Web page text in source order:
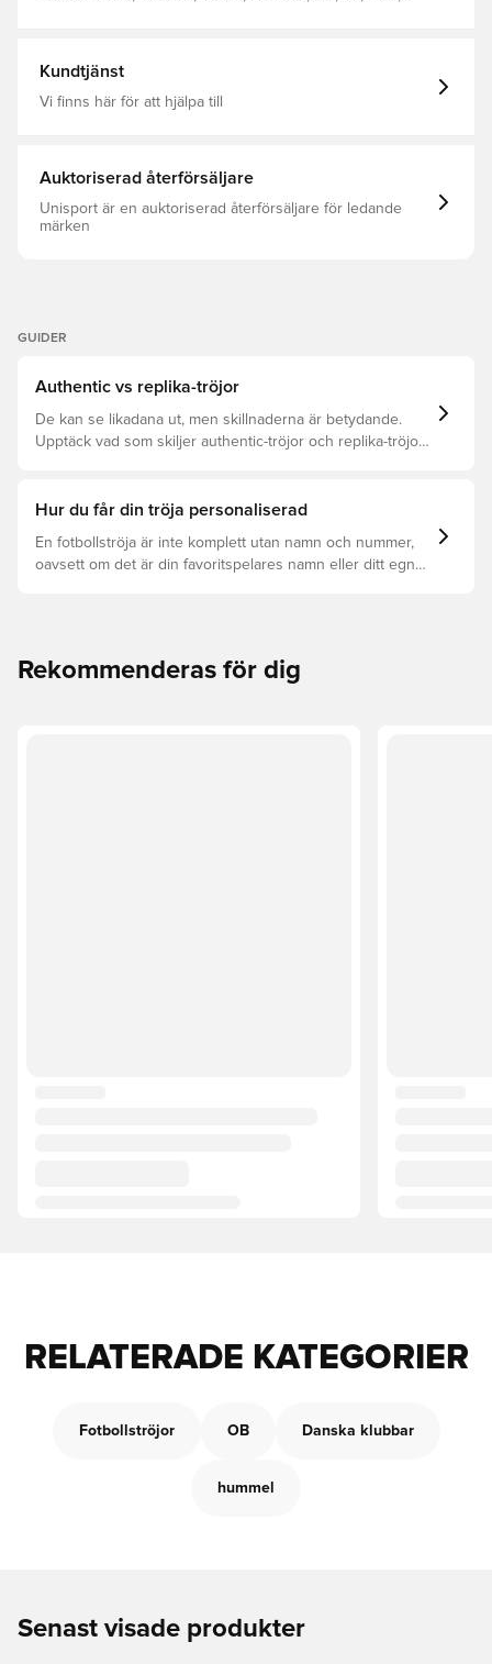
Kundtjänst
Vi finns här för att hjälpa till
Auktoriserad återförsäljare
Unisport är en auktoriserad återförsäljare för ledande
märken
GUIDER
Authentic vs replika-tröjor
De kan se likadana ut, men skillnaderna är betydande.
Upptäck vad som skiljer authentic-tröjor och replika-tröjor
Hur du får din tröja personaliserad
En fotbollströja är inte komplett utan namn och nummer,
oavsett om det är din favoritspelares namn eller ditt egna.
Rekommenderas för dig
RELATERADE KATEGORIER
Fotbollströjor OB Danska klubbar
hummel
Senast visade produkter